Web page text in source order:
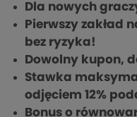
Dla nowych
Pierwszy zakład
bez ryzyka!
Dowolny kupon,
Stawka
odjęciem 12%
Bonus o